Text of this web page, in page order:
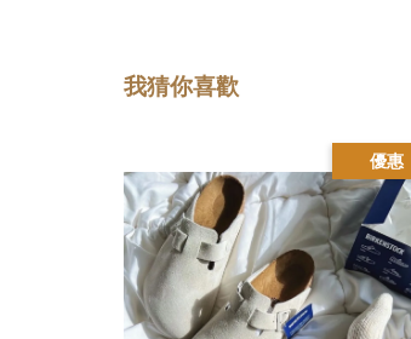
我猜你喜歡
優惠